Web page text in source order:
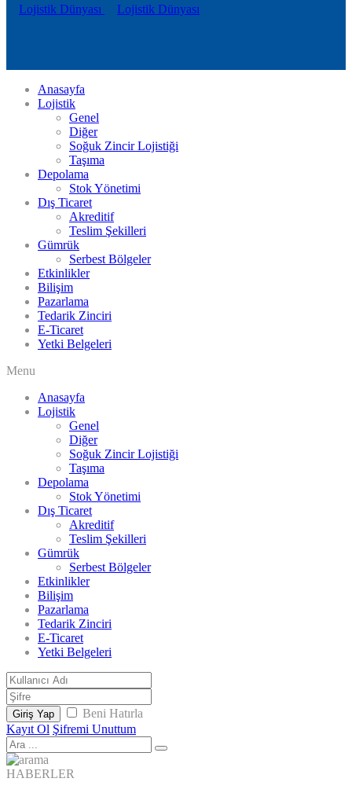
Anasayfa
Lojistik
Genel
Diğer
Soğuk Zincir Lojistiği
Taşıma
Depolama
Stok Yönetimi
Dış Ticaret
Akreditif
Teslim Şekilleri
Gümrük
Serbest Bölgeler
Etkinlikler
Bilişim
Pazarlama
Tedarik Zinciri
E-Ticaret
Yetki Belgeleri
Menu
Anasayfa
Lojistik
Genel
Diğer
Soğuk Zincir Lojistiği
Taşıma
Depolama
Stok Yönetimi
Dış Ticaret
Akreditif
Teslim Şekilleri
Gümrük
Serbest Bölgeler
Etkinlikler
Bilişim
Pazarlama
Tedarik Zinciri
E-Ticaret
Yetki Belgeleri
Giriş Yap
Beni Hatırla
Kayıt Ol Şifremi Unuttum
HABERLER